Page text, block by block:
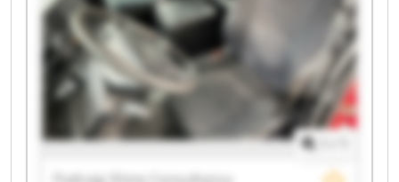
Padraig Shine Consultancy Padraig Shine
Consultancy Padraig Shine Consultancy Padraig
Shine Consultancy Padraig Shine Consultancy